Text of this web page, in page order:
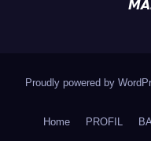
Proudly powered by
Home PROFIL